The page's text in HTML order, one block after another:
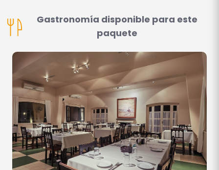
Gastronomía disponible para este
paquete